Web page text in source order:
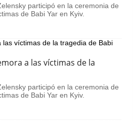
participó en la ceremonia de
de Babi Yar en Kyiv.
a las víctimas de la
participó en la ceremonia de
de Babi Yar en Kyiv.